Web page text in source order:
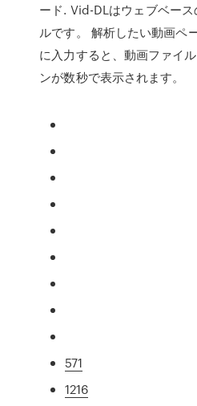
ード. Vid-DLはウェブベー
ルです。 解析したい動画ペ
に入力すると、動画ファイ
ンが数秒で表示されます。
571
1216